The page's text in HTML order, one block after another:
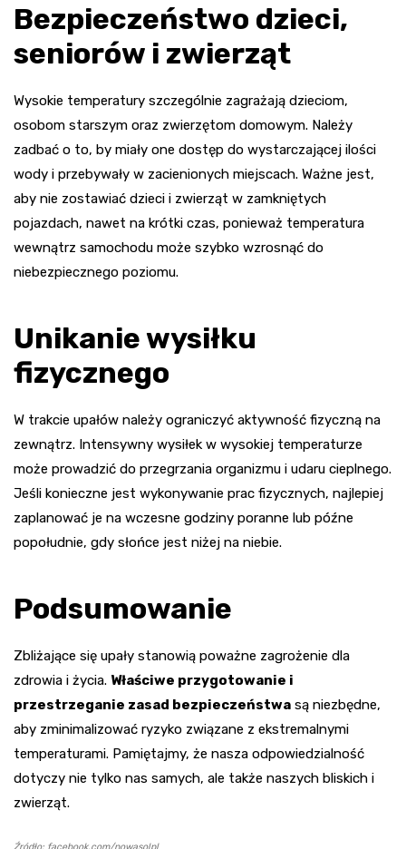
Bezpieczeństwo dzieci,
seniorów i zwierząt
Wysokie temperatury szczególnie zagrażają dzieciom,
osobom starszym oraz zwierzętom domowym. Należy
zadbać o to, by miały one dostęp do wystarczającej ilości
wody i przebywały w zacienionych miejscach. Ważne jest,
aby nie zostawiać dzieci i zwierząt w zamkniętych
pojazdach, nawet na krótki czas, ponieważ temperatura
wewnątrz samochodu może szybko wzrosnąć do
niebezpiecznego poziomu.
Unikanie wysiłku
fizycznego
W trakcie upałów należy ograniczyć aktywność fizyczną na
zewnątrz. Intensywny wysiłek w wysokiej temperaturze
może prowadzić do przegrzania organizmu i udaru cieplnego.
Jeśli konieczne jest wykonywanie prac fizycznych, najlepiej
zaplanować je na wczesne godziny poranne lub późne
popołudnie, gdy słońce jest niżej na niebie.
Podsumowanie
Zbliżające się upały stanowią poważne zagrożenie dla
zdrowia i życia. Właściwe przygotowanie i
przestrzeganie zasad bezpieczeństwa są niezbędne,
aby zminimalizować ryzyko związane z ekstremalnymi
temperaturami. Pamiętajmy, że nasza odpowiedzialność
dotyczy nie tylko nas samych, ale także naszych bliskich i
zwierząt.
Źródło: facebook.com/nowasolpl